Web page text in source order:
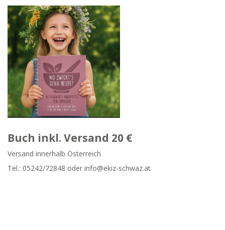
Buch inkl. Versand 20 €
Versand innerhalb Österreich
Tel.: 05242/72848 oder info@ekiz-schwaz.at